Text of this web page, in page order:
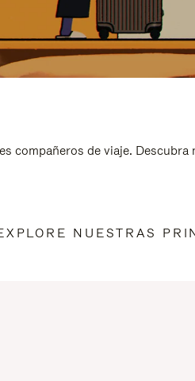
compañeros de viaje.
NUESTRAS